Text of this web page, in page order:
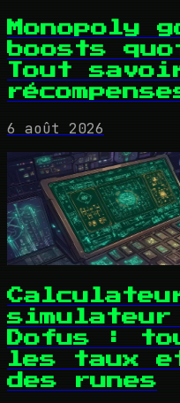
Monopoly
boosts
Tout
6 août 2026
Dofus :
les taux
des runes